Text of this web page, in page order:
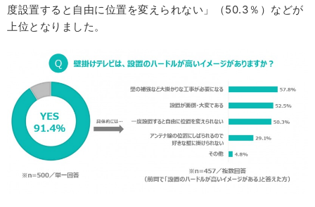
度設置すると自由に位置を変えられない」（50.3％）などが
上位となりました。